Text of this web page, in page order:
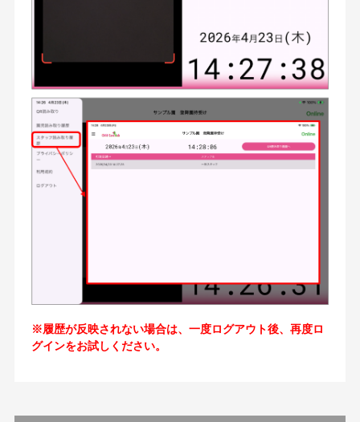
※履歴が反映されない場合は、一度ログアウト後、再度ロ
グインをお試しください。